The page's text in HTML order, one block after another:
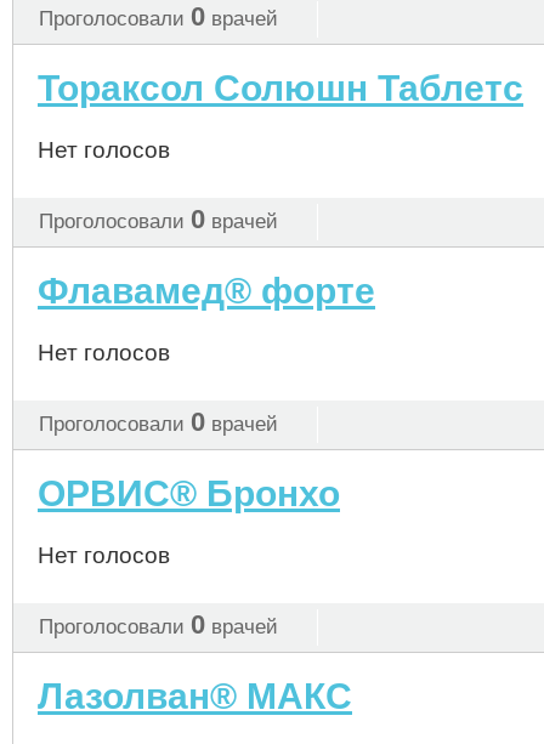
Проголосовали 0 врачей
Тораксол Солюшн Таблетс
Нет голосов
Проголосовали 0 врачей
Флавамед® форте
Нет голосов
Проголосовали 0 врачей
ОРВИС® Бронхо
Нет голосов
Проголосовали 0 врачей
Лазолван® МАКС